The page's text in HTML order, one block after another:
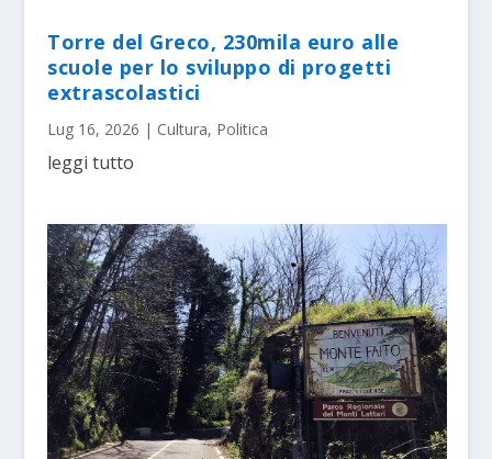
Torre del Greco, 230mila euro alle
scuole per lo sviluppo di progetti
extrascolastici
Lug 16, 2026 | Cultura, Politica
leggi tutto